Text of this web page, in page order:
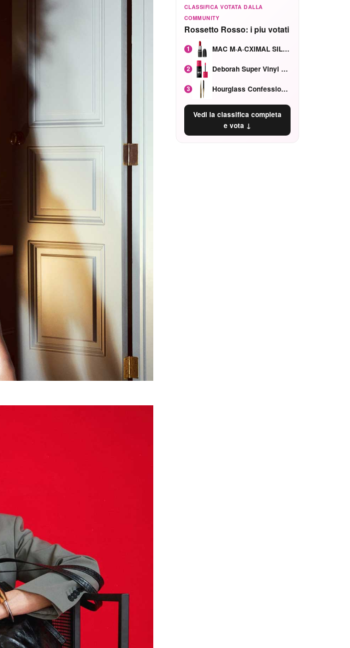
CLASSIFICA VOTATA DALLA
COMMUNITY
Rossetto Rosso: i piu votati
1 MAC M·A·CXIMAL SILKY MATTE Red Rock mat
2 Deborah Super Vinyl Shake Rosa Ciliegia
3 Hourglass Confession Ricaricabile Ultra Preciso Ad Alta Intensità Secretly Classic Red
Vedi la classifica completa
e vota ↓